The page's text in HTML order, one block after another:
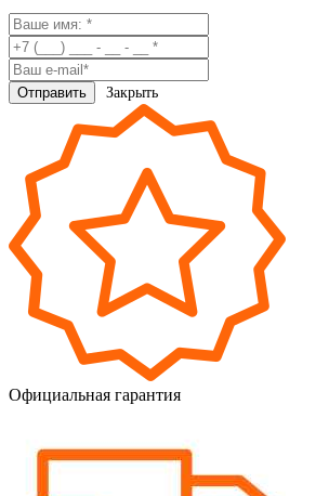
Закрыть
Официальная гарантия